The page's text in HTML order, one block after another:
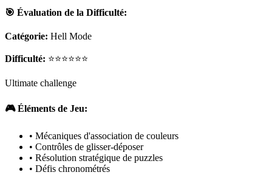
🎯 Évaluation de la Difficulté:
Catégorie: Hell Mode
Difficulté: ⭐⭐⭐⭐⭐⭐
Ultimate challenge
🎮 Éléments de Jeu:
• Mécaniques d'association de couleurs
• Contrôles de glisser-déposer
• Résolution stratégique de puzzles
• Défis chronométrés